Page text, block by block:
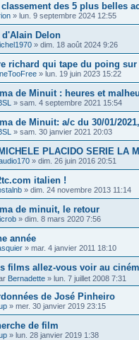
classement des 5 plus belles
» lun. 9 septembre 2024 12:55
d'Alain Delon
» dim. 18 août 2024 9:26
richard qui tape du poing sur
» lun. 19 juin 2023 15:22
de Minuit : heures et
» sam. 4 septembre 2021 15:54
de Minuit: a/c du 30/01/
» sam. 30 janvier 2021 20:03
PLACIDO SERIE LA
» dim. 26 juin 2016 20:51
italien !
» dim. 24 novembre 2013 11:14
de minuit, le retour
» dim. 8 mars 2020 7:56
année
» mar. 4 janvier 2011 18:10
films allez-vous voir au
Bernadette » lun. 7 juillet 2008 7:31
de José Pinheiro
» mer. 30 janvier 2019 23:15
de film
» lun. 28 janvier 2019 1:38